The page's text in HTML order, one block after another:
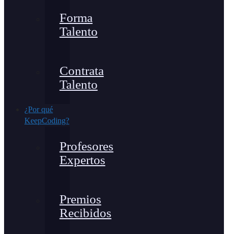
Forma
Talento
Contrata
Talento
¿Por qué
KeepCoding?
Profesores
Expertos
Premios
Recibidos